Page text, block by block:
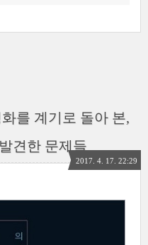
를 계기로 돌아 본,
견한 문제들
2017. 4. 17. 22:29